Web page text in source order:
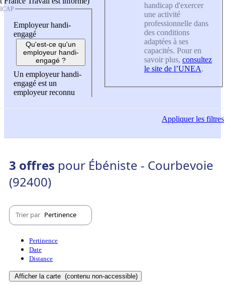
Employeur handi-
engagé
Qu'est-ce qu'un
employeur handi-
engagé ?
Un employeur handi-
engagé est un
employeur reconnu
handicap d'exercer
une activité
professionnelle dans
des conditions
adaptées à ses
capacités. Pour en
savoir plus, consultez
le site de l’UNEA.
Appliquerles filtres
3 offres pour Ébéniste - Courbevoie
(92400)
Trier par Pertinence
Pertinence
Date
Distance
Afficher la carte (contenu non-accessible)